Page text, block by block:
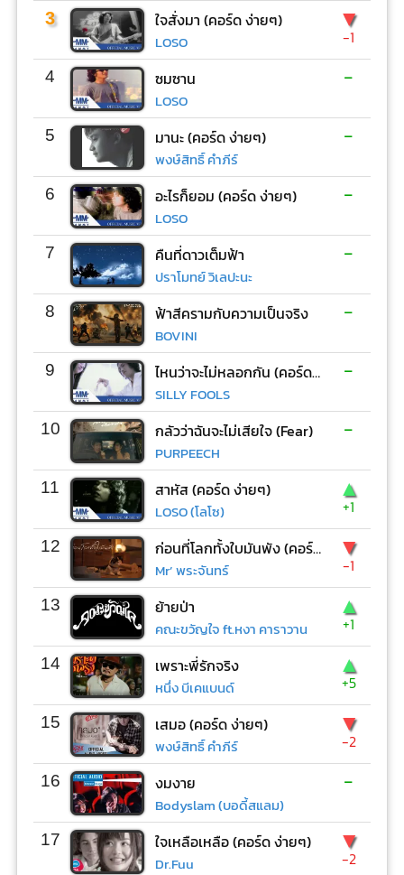
3 ใจสั่งมา (คอร์ด ง่ายๆ)
LOSO
▼
-1
4 ซมซาน
LOSO
-
5 มานะ (คอร์ด ง่ายๆ)
พงษ์สิทธิ์ คำภีร์
-
6 อะไรก็ยอม (คอร์ด ง่ายๆ)
LOSO
-
7 คืนที่ดาวเต็มฟ้า
ปราโมทย์ วิเลปะนะ
-
8 ฟ้าสีครามกับความเป็นจริง
BOVINI
-
9 ไหนว่าจะไม่หลอกกัน (คอร์ด ง่ายๆ)
SILLY FOOLS
-
10 กลัวว่าฉันจะไม่เสียใจ (Fear)
PURPEECH
-
11 สาหัส (คอร์ด ง่ายๆ)
LOSO (โลโซ)
▲
+1
12 ก่อนที่โลกทั้งใบมันพัง (คอร์ด ง่ายๆ)
Mr’ พระจันทร์
▼
-1
13 ย้ายป่า
คณะขวัญใจ ft.หงา คาราวาน
▲
+1
14 เพราะพี่รักจริง
หนึ่ง บีเคแบนด์
▲
+5
15 เสมอ (คอร์ด ง่ายๆ)
พงษ์สิทธิ์ คำภีร์
▼
-2
16 งมงาย
Bodyslam (บอดี้สแลม)
-
17 ใจเหลือเหลือ (คอร์ด ง่ายๆ)
Dr.Fuu
▼
-2